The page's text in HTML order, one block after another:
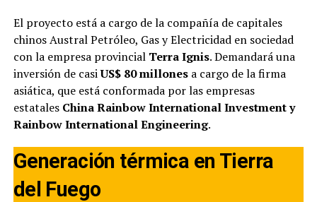
El proyecto está a cargo de la compañía de capitales
chinos Austral Petróleo, Gas y Electricidad en sociedad
con la empresa provincial Terra Ignis. Demandará una
inversión de casiUS$ 80 millonesa cargo de la firma
asiática, que está conformada por las empresas
estatales China Rainbow International Investment y
Rainbow International Engineering.
Generación térmica en Tierra
del Fuego